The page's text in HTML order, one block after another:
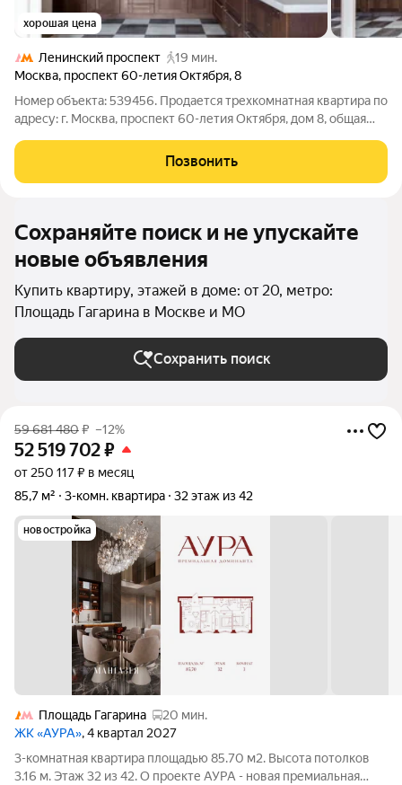
хорошая цена
Ленинский проспект
19 мин.
Москва, проспект 60-летия Октября,8
Номер объекта: 539456. Продается трехкомнатная квартира по
адресу: г. Москва, проспект 60-летия Октября, дом 8, общая
центра(есть фото). Планировка квартиры: прихожая, большая
гостиная с
Позвонить
Сохраняйте поиск и не упускайте
новые объявления
Купить квартиру, этажей в доме: от 20, метро:
Площадь Гагарина в Москве и МО
Сохранить поиск
59 681 480₽ –12%
52 519 702₽
от 250 117 ₽ в месяц
85,7 м²
3-комн. квартира 32 этаж из 42
новостройка
Площадь Гагарина
20 мин.
ЖК «АУРА», 4 квартал 2027
3-комнатная квартира площадью 85.70 м2. Высота потолков
3.16 м. Этаж 32 из 42. О проекте АУРА - новая премиальная